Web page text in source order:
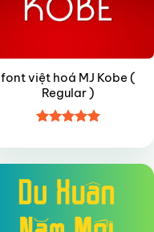
font việt hoá MJ Kobe (
Regular )
hạng4.95
5 sao